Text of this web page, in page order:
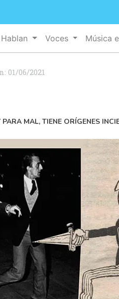
Voces Música
01/06/2021
MAL, TIENE ORÍGENES